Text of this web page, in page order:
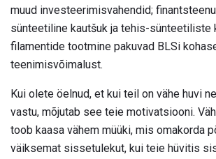
muud investeerimisvahendid;
sünteetiline kautšuk ja tehis-sünteetiliste
filamentide tootmine pakuvad BLSi
teenimisvõimalust.
Kui olete öelnud, et kui teil on vähe huvi
vastu, mõjutab see teie motivatsiooni.
toob kaasa vähem müüki, mis omakorda
väiksemat sissetulekut, kui teie hüvitis